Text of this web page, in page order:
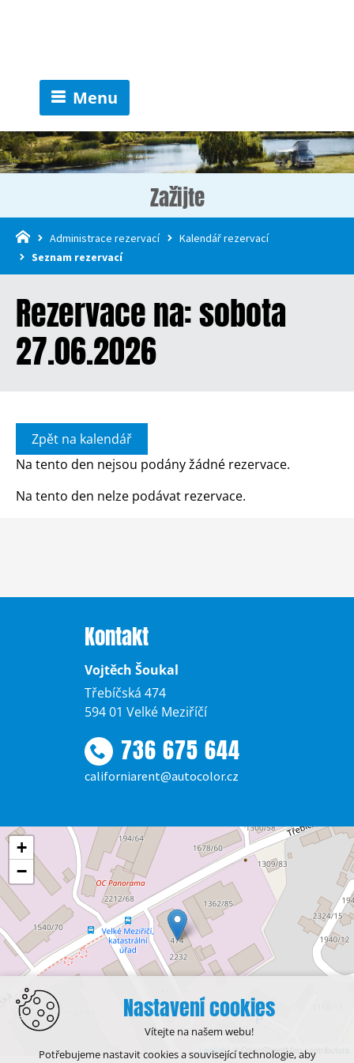
Menu
Zažijte
Administrace rezervací
Kalendář rezervací
Seznam rezervací
Rezervace na: sobota
27.06.2026
Zpět na kalendář
Na tento den nejsou podány žádné rezervace.
Na tento den nelze podávat rezervace.
Kontakt
Vojtěch Šoukal
Třebíčská 474
594 01 Velké Meziříčí
736 675 644
californiarent@autocolor.cz
+
−
Leaflet | © OpenStreetMap contributors
Nastavení cookies
Vítejte na našem webu!
Potřebujeme nastavit cookies a související technologie, aby